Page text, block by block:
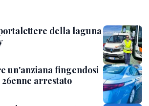
della laguna
un'anziana fingendosi
arrestato